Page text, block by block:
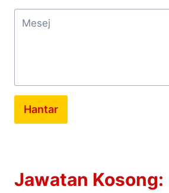
Hantar
Jawatan Kosong: